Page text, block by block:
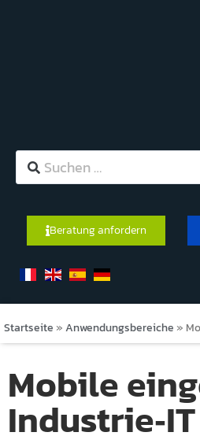
Beratung anfordern
Startseite » Anwendungsbereiche »
Mobile
Industrie‑IT